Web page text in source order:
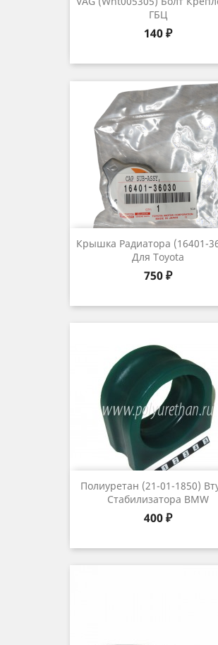
ГБЦ
Цена
140 ₽
Крышка Радиатора (16401-
Для Toyota
Цена
750 ₽
Полиуретан (21-01-1850)
Стабилизатора BMW
Цена
400 ₽